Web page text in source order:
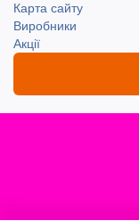
Карта сайту
Виробники
Акції